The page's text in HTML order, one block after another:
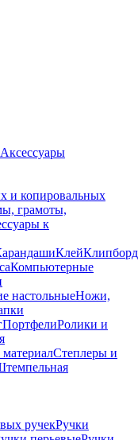
Аксессуары
и копировальных
грамоты,
к
Клей
Компьютерные
настольныеНожи,
ПортфелиРолики и
Степлеры и
ручекРучки